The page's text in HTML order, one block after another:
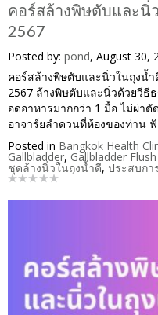
คอร์สล้างพิษตับและนิ่
2567
Posted by: pond, August 30,
คอร์สล้างพิษตับและนิ่วในถุงน้
2567 ล้างพิษตับและนิ่วด้วยวีธี
อดอาหารมากกว่า 1 มื้อ ไม่ผ่า
อาจาร์ยลำดวนที่ห้องของท่าน ฟั
Posted in Bangkok Health
Gallbladder, Gallbladder
ชุดล้างนิ่วในถุงน้ำดี, ประสบก